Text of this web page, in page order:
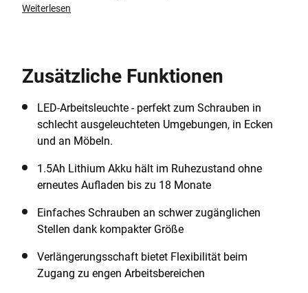
Simply attach the extendable part to the screwdriver to
to 18months whilst not in use, meaning that your
need it. Comes in a handy storage tin.
Weiterlesen
Zusätzliche Funktionen
LED-Arbeitsleuchte - perfekt zum Schrauben in
schlecht ausgeleuchteten Umgebungen, in Ecken
und an Möbeln.
1.5Ah Lithium Akku hält im Ruhezustand ohne
erneutes Aufladen bis zu 18 Monate
Einfaches Schrauben an schwer zugänglichen
Stellen dank kompakter Größe
Verlängerungsschaft bietet Flexibilität beim
Zugang zu engen Arbeitsbereichen